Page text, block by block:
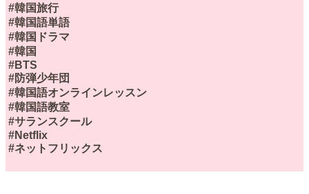
#韓国旅行
#韓国語単語
#韓国ドラマ
#韓国
#BTS
#防弾少年団
#韓国語オンラインレッスン
#韓国語教室
#サランスクール
#Netflix
#ネットフリックス